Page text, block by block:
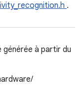
.
à partir du